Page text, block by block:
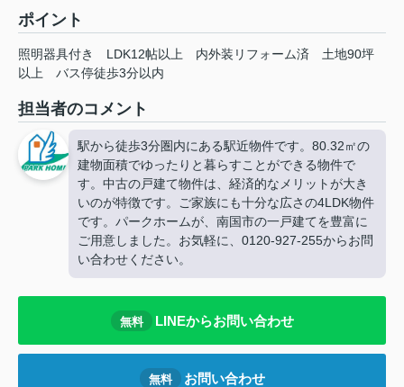
ポイント
照明器具付き LDK12帖以上 内外装リフォーム済
土地90坪
以上
バス停徒歩3分以内
担当者のコメント
駅から徒歩3分圏内にある駅近物件です。80.32㎡の
建物面積でゆったりと暮らすことができる物件で
す。中古の戸建て物件は、経済的なメリットが大き
いのが特徴です。ご家族にも十分な広さの4LDK物件
です。パークホームが、南国市の一戸建てを豊富に
ご用意しました。お気軽に、0120-927-255からお問
い合わせください。
無料 LINEからお問い合わせ
無料 お問い合わせ